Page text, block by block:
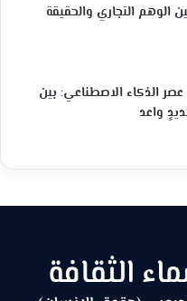
الوهم التجاري والحقيقة
عصر الذكاء الاصطناعي: بين
واعد